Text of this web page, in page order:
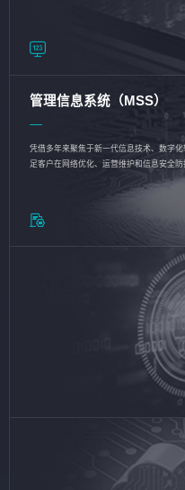
管理信息系统（MSS）
凭借多年来聚焦于新一代信息技术、数字
足客户在网络优化、运营维护和信息安全